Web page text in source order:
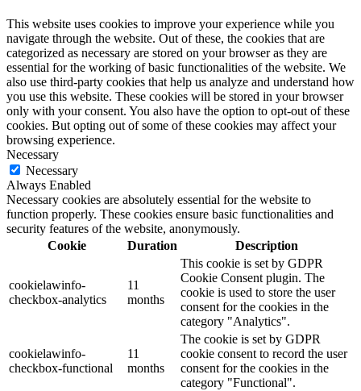
This website uses cookies to improve your experience while you
navigate through the website. Out of these, the cookies that are
categorized as necessary are stored on your browser as they are
essential for the working of basic functionalities of the website. We
also use third-party cookies that help us analyze and understand how
you use this website. These cookies will be stored in your browser
only with your consent. You also have the option to opt-out of these
cookies. But opting out of some of these cookies may affect your
browsing experience.
Necessary
Necessary
Always Enabled
Necessary cookies are absolutely essential for the website to
function properly. These cookies ensure basic functionalities and
security features of the website, anonymously.
Cookie
Duration Description
cookielawinfo-
checkbox-analytics
11
months
This cookie is set by GDPR
Cookie Consent plugin. The
cookie is used to store the user
consent for the cookies in the
category "Analytics".
cookielawinfo-
checkbox-functional
11
months
The cookie is set by GDPR
cookie consent to record the user
consent for the cookies in the
category "Functional".